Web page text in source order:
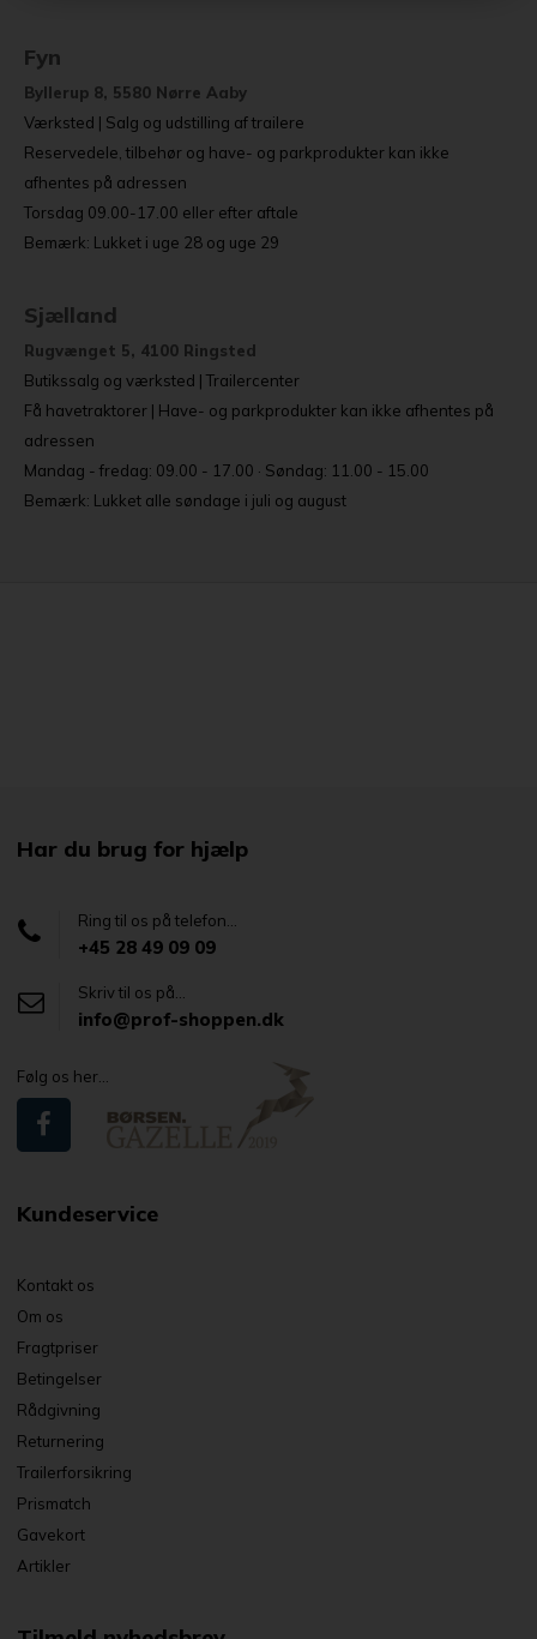
Fyn
Byllerup 8, 5580 Nørre Aaby
Værksted | Salg og udstilling af trailere
Reservedele, tilbehør og have- og parkprodukter kan ikke
afhentes på adressen
Torsdag 09.00-17.00 eller efter aftale
Bemærk: Lukket i uge 28 og uge 29
Sjælland
Rugvænget 5, 4100 Ringsted
Butikssalg og værksted | Trailercenter
Få havetraktorer | Have- og parkprodukter kan ikke afhentes på
adressen
Mandag - fredag: 09.00 - 17.00 · Søndag: 11.00 - 15.00
Bemærk: Lukket alle søndage i juli og august
Har du brug for hjælp
Ring til os på telefon...
+45 28 49 09 09
Skriv til os på...
info@prof-shoppen.dk
Følg os her...
Kundeservice
Kontakt os
Om os
Fragtpriser
Betingelser
Rådgivning
Returnering
Trailerforsikring
Prismatch
Gavekort
Artikler